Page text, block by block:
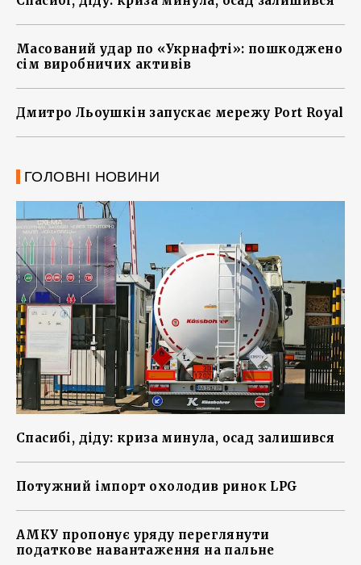
Масований удар по «Укрнафті»: пошкоджено
сім виробничих активів
Дмитро Льоушкін запускає мережу Port Royal
ГОЛОВНІ НОВИНИ
Спасибі, діду: криза минула, осад залишився
Потужний імпорт охолодив ринок LPG
АМКУ пропонує уряду переглянути
податкове навантаження на пальне